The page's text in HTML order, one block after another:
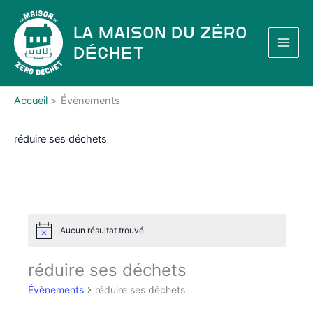
contenu
La Maison du Zéro
Déchet
Accueil Évènements
réduire ses déchets
N
i
c
e
Aucun résultat trouvé.
réduire ses déchets
Évènements réduire ses déchets